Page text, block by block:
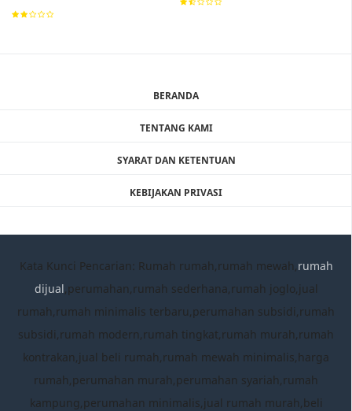
BERANDA
TENTANG KAMI
SYARAT DAN KETENTUAN
KEBIJAKAN PRIVASI
Kata Kunci Pencarian: Rumah rumah,rumah mewah,rumah
dijual,perumahan,rumah sederhana,rumah joglo,jual
rumah,rumah minimalis terbaru,perumahan subsidi,rumah
subsidi,rumah modern,rumah tingkat,rumah murah,rumah
kontrakan,jual beli rumah,rumah mewah minimalis,harga
rumah,perumahan murah,perumahan syariah,rumah
kampung,perumahan minimalis,jual rumah murah,beli